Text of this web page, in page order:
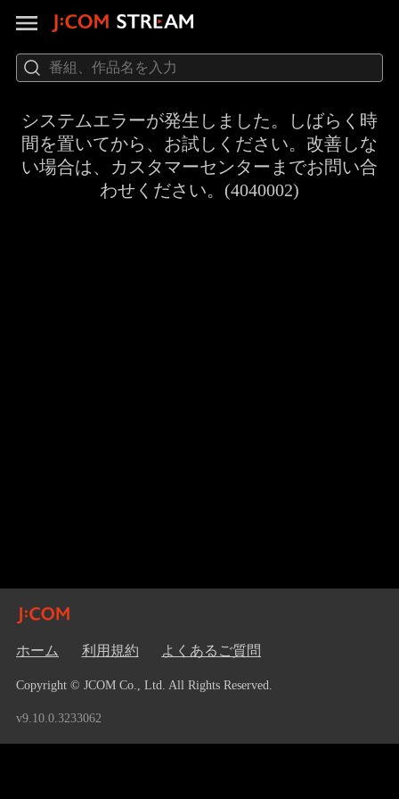
システムエラーが発生しました。しばらく時
間を置いてから、お試しください。改善しな
い場合は、カスタマーセンターまでお問い合
わせください。(4040002)
ホーム 利用規約 よくあるご質問
Copyright © JCOM Co., Ltd. All Rights Reserved.
v9.10.0.3233062